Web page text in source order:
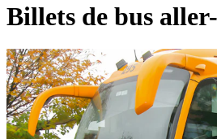
Billets de bus